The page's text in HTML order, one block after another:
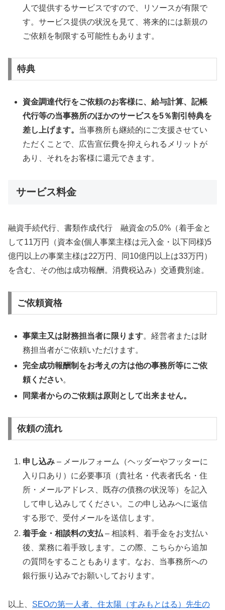
人で提供するサービスですので、リソースが有限で
す。サービス提供の状況を見て、将来的には新規の
ご依頼を制限する可能性もあります。
特典
資金調達代行をご依頼のお客様に、給与計算、記帳
代行等の当事務所のほかのサービスを5％割引特典を
差し上げます。 当事務所も継続的にご支援させてい
ただくことで、広告宣伝費を抑えられるメリットが
あり、それをお客様に還元できます。
サービス料金
融資手続代行、書類作成代行 融資金の5.0%（着手金と
して11万円（資本金(個人事業主様は元入金・以下同様)5
億円以上の事業主様は22万円、同10億円以上は33万円）
を含む、その他は成功報酬。消費税込み）交通費別途。
ご依頼資格
事業主又は財務担当者に限ります。経営者または財
務担当者がご依頼いただけます。
完全成功報酬制をお考えの方は他の事務所等にご依
頼ください。
同業者からのご依頼は原則として出来ません。
依頼の流れ
申し込み – メールフォーム（ヘッダーやフッターに
入り口あり）に必要事項（貴社名・代表者氏名・住
所・メールアドレス、既存の債務の状況等）を記入
して申し込みしてください。この申し込みへに返信
する形で、受付メールを送信します。
着手金・相談料の支払 – 相談料、着手金をお支払い
後、業務に着手致します。この際、こちらから追加
の質問をすることもあります。なお、当事務所への
銀行振り込みでお願いしております。
以上、 SEOの第一人者、住太陽（すみもとはる）先生の